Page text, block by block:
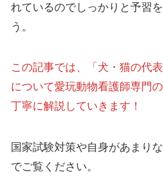
れているのでしっかりと予習
う。
この記事では、「犬・猫の代
について愛玩動物看護師専門
丁寧に解説していきます！
国家試験対策や自身があまり
でご覧ください。